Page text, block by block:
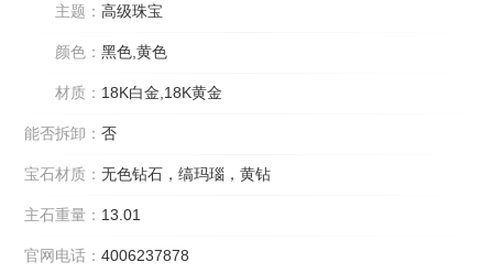
主题： 高级珠宝
颜色： 黑色,黄色
材质： 18K白金,18K黄金
能否拆卸： 否
宝石材质： 无色钻石，缟玛瑙，黄钻
主石重量： 13.01
官网电话： 4006237878